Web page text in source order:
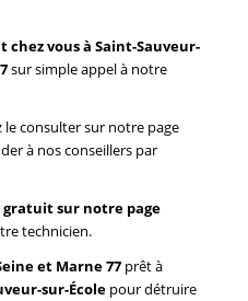
vous à Saint-Sauveur-
sur simple appel à notre
le consulter sur notre page
à nos conseillers par
gratuit sur notre page
technicien.
et Marne 77 prêt à
sur-École pour détruire